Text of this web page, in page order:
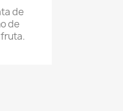
de
de